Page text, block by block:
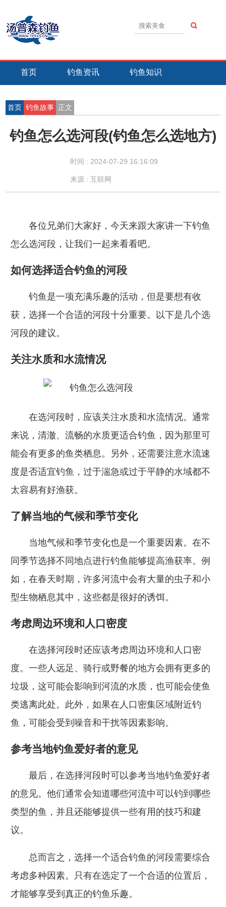
首页 钓鱼资讯 钓鱼知识
首页 钓鱼故事 正文
钓鱼怎么选河段(钓鱼怎么选地方)
时间 : 2024-07-29 16:16:09
来源 : 互联网
各位兄弟们大家好，今天来跟大家讲一下钓鱼
怎么选河段，让我们一起来看看吧。
如何选择适合钓鱼的河段
钓鱼是一项充满乐趣的活动，但是要想有收
获，选择一个合适的河段十分重要。以下是几个选
河段的建议。
关注水质和水流情况
在选河段时，应该关注水质和水流情况。通常
来说，清澈、流畅的水质更适合钓鱼，因为那里可
能会有更多的鱼类栖息。另外，还需要注意水流速
度是否适宜钓鱼，过于湍急或过于平静的水域都不
太容易有好渔获。
了解当地的气候和季节变化
当地气候和季节变化也是一个重要因素。在不
同季节选择不同地点进行钓鱼能够提高渔获率。例
如，在春天时期，许多河流中会有大量的虫子和小
型生物栖息其中，这些都是很好的诱饵。
考虑周边环境和人口密度
在选择河段时还应该考虑周边环境和人口密
度。一些人远足、骑行或野餐的地方会拥有更多的
垃圾，这可能会影响到河流的水质，也可能会使鱼
类逃离此处。此外，如果在人口密集区域附近钓
鱼，可能会受到噪音和干扰等因素影响。
参考当地钓鱼爱好者的意见
最后，在选择河段时可以参考当地钓鱼爱好者
的意见。他们通常会知道哪些河流中可以钓到哪些
类型的鱼，并且还能够提供一些有用的技巧和建
议。
总而言之，选择一个适合钓鱼的河段需要综合
考虑多种因素。只有在选定了一个合适的位置后，
才能够享受到真正的钓鱼乐趣。